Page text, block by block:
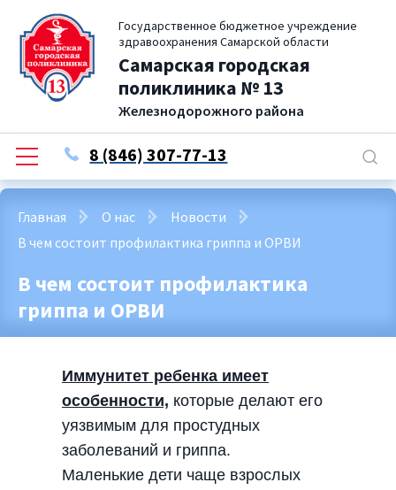
Государственное бюджетное учреждение
здравоохранения Самарской области
Самарская городская
поликлиника № 13
Железнодорожного района
8 (846) 307-77-13
Главная О нас
Новости
В чем состоит профилактика гриппа и ОРВИ
В чем состоит профилактика
гриппа и ОРВИ
Иммунитет ребенка имеет
особенности, которые делают его
уязвимым для простудных
заболеваний и гриппа.
Маленькие дети чаще взрослых